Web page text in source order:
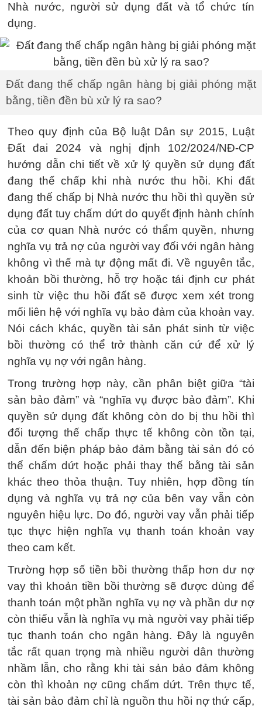
Nhà nước, người sử dụng đất và tổ chức tín
dụng.
Đất đang thế chấp ngân hàng bị giải phóng mặt
bằng, tiền đền bù xử lý ra sao?
Theo quy định của Bộ luật Dân sự 2015, Luật
Đất đai 2024 và nghị định 102/2024/NĐ-CP
hướng dẫn chi tiết về xử lý quyền sử dụng đất
đang thế chấp khi nhà nước thu hồi. Khi đất
đang thế chấp bị Nhà nước thu hồi thì quyền sử
dụng đất tuy chấm dứt do quyết định hành chính
của cơ quan Nhà nước có thẩm quyền, nhưng
nghĩa vụ trả nợ của người vay đối với ngân hàng
không vì thế mà tự động mất đi. Về nguyên tắc,
khoản bồi thường, hỗ trợ hoặc tái định cư phát
sinh từ việc thu hồi đất sẽ được xem xét trong
mối liên hệ với nghĩa vụ bảo đảm của khoản vay.
Nói cách khác, quyền tài sản phát sinh từ việc
bồi thường có thể trở thành căn cứ để xử lý
nghĩa vụ nợ với ngân hàng.
Trong trường hợp này, cần phân biệt giữa “tài
sản bảo đảm” và “nghĩa vụ được bảo đảm”. Khi
quyền sử dụng đất không còn do bị thu hồi thì
đối tượng thế chấp thực tế không còn tồn tại,
dẫn đến biện pháp bảo đảm bằng tài sản đó có
thể chấm dứt hoặc phải thay thế bằng tài sản
khác theo thỏa thuận. Tuy nhiên, hợp đồng tín
dụng và nghĩa vụ trả nợ của bên vay vẫn còn
nguyên hiệu lực. Do đó, người vay vẫn phải tiếp
tục thực hiện nghĩa vụ thanh toán khoản vay
theo cam kết.
Trường hợp số tiền bồi thường thấp hơn dư nợ
vay thì khoản tiền bồi thường sẽ được dùng để
thanh toán một phần nghĩa vụ nợ và phần dư nợ
còn thiếu vẫn là nghĩa vụ mà người vay phải tiếp
tục thanh toán cho ngân hàng. Đây là nguyên
tắc rất quan trọng mà nhiều người dân thường
nhầm lẫn, cho rằng khi tài sản bảo đảm không
còn thì khoản nợ cũng chấm dứt. Trên thực tế,
tài sản bảo đảm chỉ là nguồn thu hồi nợ thứ cấp,